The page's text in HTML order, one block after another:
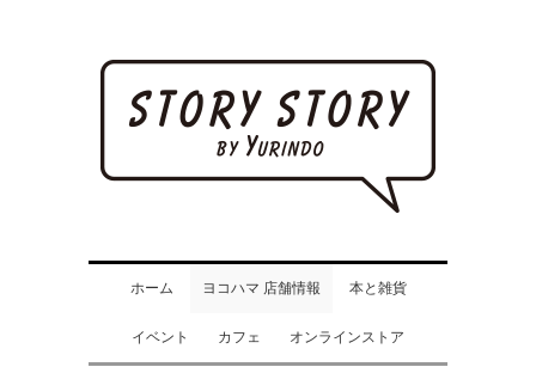
ホーム ヨコハマ 店舗情報 本と雑貨
イベント カフェ オンラインストア